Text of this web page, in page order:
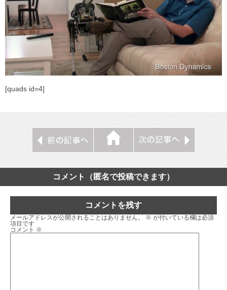
[quads id=4]
コメント（匿名で投稿できます）
コメントを残す
メールアドレスが公開されることはありません。 ※ が付いている欄は必須
項目です
コメント ※